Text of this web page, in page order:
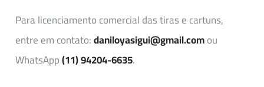
Para licenciamento comercial das tiras e cartuns,
entre em contato:daniloyasigui@gmail.comou
WhatsApp(11) 94204-6635.